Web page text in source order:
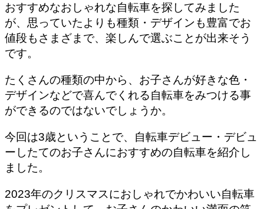
おすすめなおしゃれな自転車を探してみました
が、思っていたよりも種類・デザインも豊富でお
値段もさまざまで、楽しんで選ぶことが出来そう
です。
たくさんの種類の中から、お子さんが好きな色・
デザインなどで喜んでくれる自転車をみつける事
ができるのではないでしょうか。
今回は3歳ということで、自転車デビュー・デビュ
ーしたてのお子さんにおすすめの自転車を紹介し
ました。
2023年のクリスマスにおしゃれでかわいい自転車